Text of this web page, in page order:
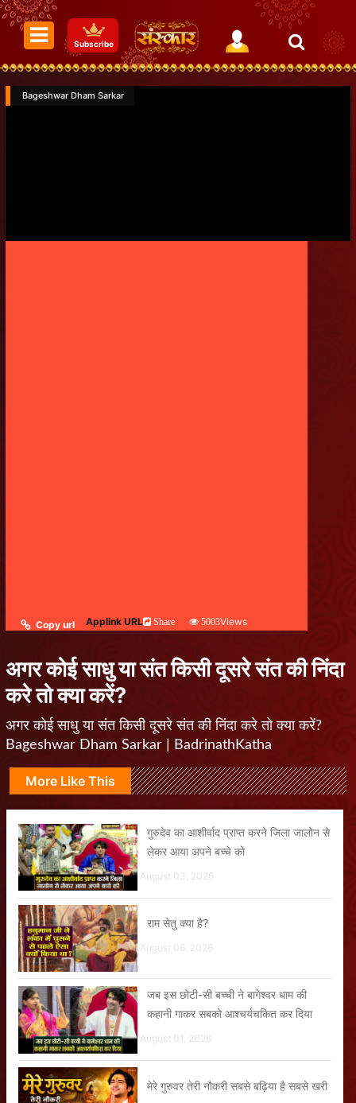
Subscribe
Bageshwar Dham Sarkar
Copy url Applink URL Share 5003Views
अगर कोई साधु या संत किसी दूसरे संत की निंदा
करे तो क्या करें?
अगर कोई साधु या संत किसी दूसरे संत की निंदा करे तो क्या करें?
Bageshwar Dham Sarkar | BadrinathKatha
More Like This
गुरुदेव का आशीर्वाद प्राप्त करने जिला जालोन से
लेकर आया अपने बच्चे को
August 03, 2026
राम सेतु क्या है?
August 06, 2026
जब इस छोटी-सी बच्ची ने बागेश्वर धाम की
कहानी गाकर सबको आश्चर्यचकित कर दिया
August 01, 2026
मेरे गुरुवर तेरी नौकरी सबसे बढ़िया है सबसे खरी